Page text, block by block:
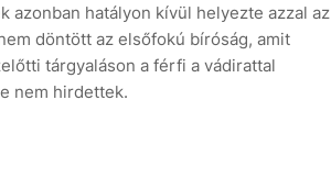
hatályon kívül helyezte azzal az
döntött az elsőfokú bíróság, amit
tárgyaláson a férfi a vádirattal
nem hirdettek.